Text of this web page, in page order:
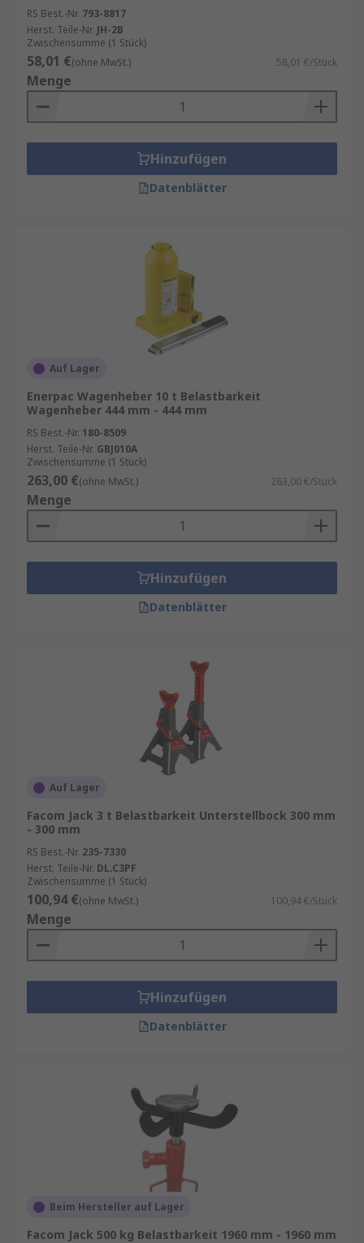
RS Best.-Nr. 793-8817
Herst. Teile-Nr. JH-2B
Zwischensumme (1 Stück)
58,01 €(ohne MwSt.) 58,01 €/Stück
Menge
Hinzufügen
Datenblätter
Auf Lager
Enerpac Wagenheber 10 t Belastbarkeit
Wagenheber 444 mm - 444 mm
RS Best.-Nr. 180-8509
Herst. Teile-Nr. GBJ010A
Zwischensumme (1 Stück)
263,00 €(ohne MwSt.) 263,00 €/Stück
Menge
Hinzufügen
Datenblätter
Auf Lager
Facom Jack 3 t Belastbarkeit Unterstellbock 300 mm
- 300 mm
RS Best.-Nr. 235-7330
Herst. Teile-Nr. DL.C3PF
Zwischensumme (1 Stück)
100,94 €(ohne MwSt.) 100,94 €/Stück
Menge
Hinzufügen
Datenblätter
Beim Hersteller auf Lager
Facom Jack 500 kg Belastbarkeit 1960 mm - 1960 mm